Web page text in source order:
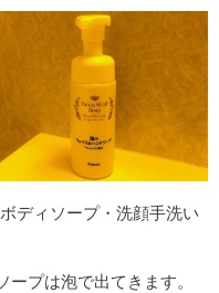
ディソープ・洗顔手洗い
プは泡で出てきます。